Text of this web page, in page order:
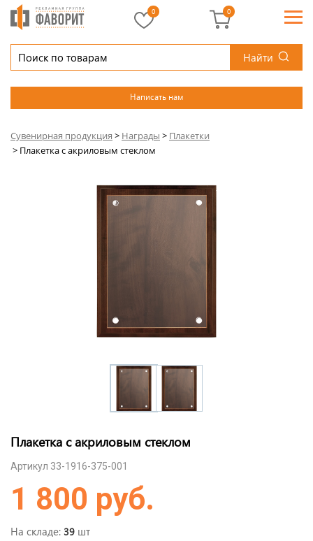
Найти
Написать нам
0 0
Сувенирная продукция > Награды > Плакетки
> Плакетка с акриловым стеклом
Плакетка с акриловым стеклом
Артикул 33-1916-375-001
1 800 руб.
На складе: 39 шт